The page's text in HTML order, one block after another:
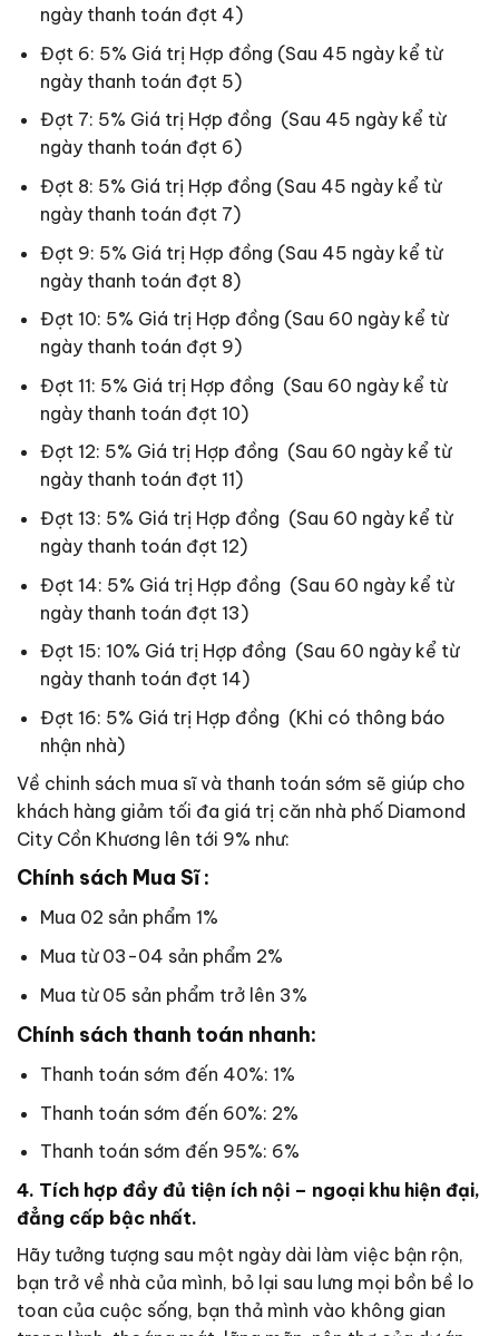
ngày thanh toán đợt 4)
Đợt 6: 5% Giá trị Hợp đồng (Sau 45 ngày kể từ
ngày thanh toán đợt 5)
Đợt 7: 5% Giá trị Hợp đồng (Sau 45 ngày kể từ
ngày thanh toán đợt 6)
Đợt 8: 5% Giá trị Hợp đồng (Sau 45 ngày kể từ
ngày thanh toán đợt 7)
Đợt 9: 5% Giá trị Hợp đồng (Sau 45 ngày kể từ
ngày thanh toán đợt 8)
Đợt 10: 5% Giá trị Hợp đồng (Sau 60 ngày kể từ
ngày thanh toán đợt 9)
Đợt 11: 5% Giá trị Hợp đồng (Sau 60 ngày kể từ
ngày thanh toán đợt 10)
Đợt 12: 5% Giá trị Hợp đồng (Sau 60 ngày kể từ
ngày thanh toán đợt 11)
Đợt 13: 5% Giá trị Hợp đồng (Sau 60 ngày kể từ
ngày thanh toán đợt 12)
Đợt 14: 5% Giá trị Hợp đồng (Sau 60 ngày kể từ
ngày thanh toán đợt 13)
Đợt 15: 10% Giá trị Hợp đồng (Sau 60 ngày kể từ
ngày thanh toán đợt 14)
Đợt 16: 5% Giá trị Hợp đồng (Khi có thông báo
nhận nhà)
Về chinh sách mua sĩ và thanh toán sớm sẽ giúp cho
khách hàng giảm tối đa giá trị căn nhà phố Diamond
City Cồn Khương lên tới 9% như:
Chính sách Mua Sĩ :
Mua 02 sản phẩm 1%
Mua từ 03-04 sản phẩm 2%
Mua từ 05 sản phẩm trở lên 3%
Chính sách thanh toán nhanh:
Thanh toán sớm đến 40%: 1%
Thanh toán sớm đến 60%: 2%
Thanh toán sớm đến 95%: 6%
4. Tích hợp đầy đủ tiện ích nội – ngoại khu hiện đại,
đẳng cấp bậc nhất.
Hãy tưởng tượng sau một ngày dài làm việc bận rộn,
bạn trở về nhà của mình, bỏ lại sau lưng mọi bồn bề lo
toan của cuộc sống, bạn thả mình vào không gian